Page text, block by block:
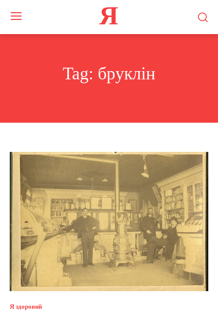
Я
Tag: бруклін
Я здоровий